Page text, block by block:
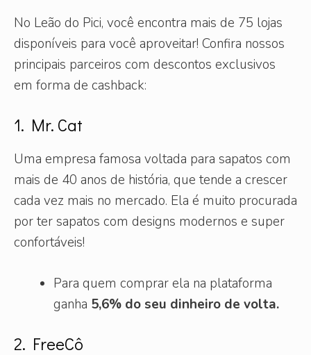
No Leão do Pici, você encontra mais de 75 lojas
disponíveis para você aproveitar! Confira nossos
principais parceiros com descontos exclusivos
em forma de cashback:
1. Mr. Cat
Uma empresa famosa voltada para sapatos com
mais de 40 anos de história, que tende a crescer
cada vez mais no mercado. Ela é muito procurada
por ter sapatos com designs modernos e super
confortáveis!
Para quem comprar ela na plataforma
ganha 5,6% do seu dinheiro de volta.
2. FreeCô